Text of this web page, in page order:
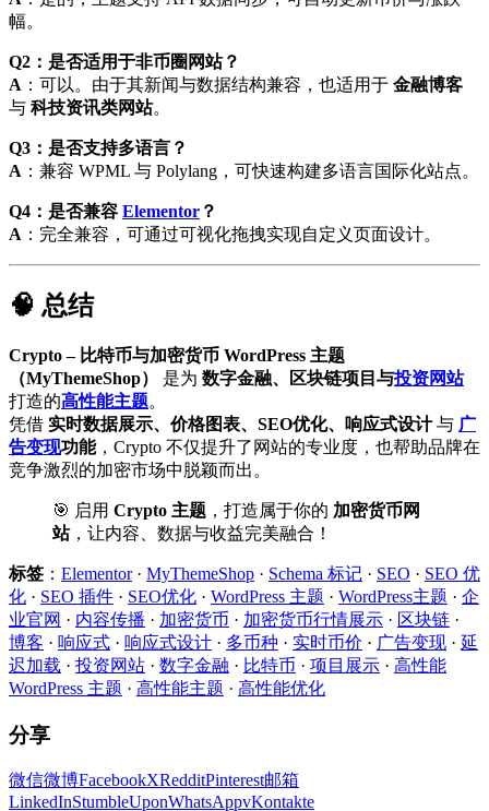
幅。
Q2：是否适用于非币圈网站？
A ：可以。由于其新闻与数据结构兼容，也适用于 金融博客
与 科技资讯类网站。
Q3：是否支持多语言？
A ：兼容 WPML 与 Polylang，可快速构建多语言国际化站点。
Q4：是否兼容 Elementor ？
A ：完全兼容，可通过可视化拖拽实现自定义页面设计。
🧠 总结
Crypto – 比特币与加密货币 WordPress 主题
（MyThemeShop）
是为 数字金融、区块链项目与投资网站
打造的高性能主题。
凭借 实时数据展示、价格图表、SEO优化、响应式设计与 广
告变现功能，Crypto 不仅提升了网站的专业度，也帮助品牌在
竞争激烈的加密市场中脱颖而出。
🎯 启用 Crypto 主题 ，打造属于你的 加密货币网
站，让内容、数据与收益完美融合！
标签 ： Elementor· MyThemeShop · Schema 标记 · SEO · SEO 优
化 · SEO 插件 · SEO优化 · WordPress 主题 · WordPress主题 · 企
业官网 · 内容传播 · 加密货币 · 加密货币行情展示 · 区块链 ·
博客 · 响应式 · 响应式设计 · 多币种 · 实时币价 · 广告变现 · 延
迟加载 · 投资网站 · 数字金融 · 比特币 · 项目展示 · 高性能
WordPress 主题 · 高性能主题 · 高性能优化
分享
微信微博FacebookXRedditPinterest邮箱
LinkedInStumbleUponWhatsAppvKontakte